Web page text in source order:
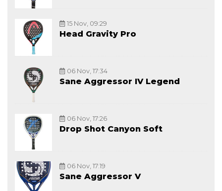
15 Nov, 09:29
Head Gravity Pro
06 Nov, 17:34
Sane Aggressor IV Legend
06 Nov, 17:26
Drop Shot Canyon Soft
06 Nov, 17:19
Sane Aggressor V